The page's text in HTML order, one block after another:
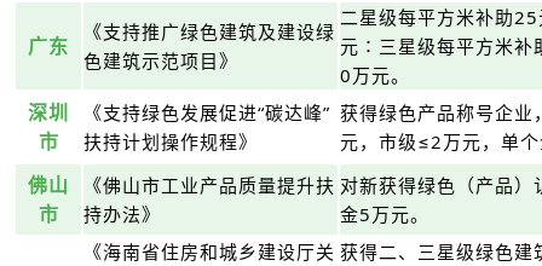
广东
《支持推广绿色建筑及建设绿
色建筑示范项目》
二星级每平方米补助
元∶三星级每平方米补
0万元。
深圳
市
《支持绿色发展促进“碳达峰”
扶持计划操作规程》
获得绿色产品称号企
元，市级≤2万元，单
佛山
市
《佛山市工业产品质量提升扶
持办法》
对新获得绿色（产品
金5万元。
《海南省住房和城乡建设厅关 获得二、三星级绿色